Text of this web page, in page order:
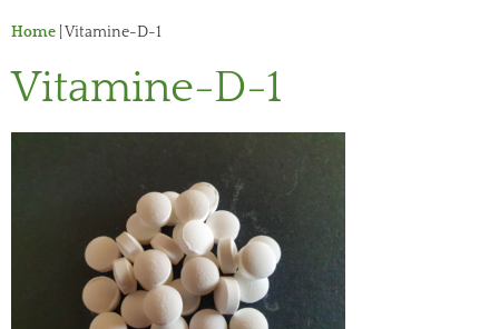
Home Vitamine-D-1
Vitamine-D-1